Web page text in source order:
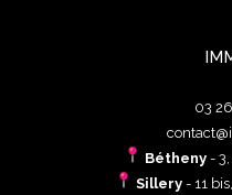
03
Bétheny -
Sillery- 11